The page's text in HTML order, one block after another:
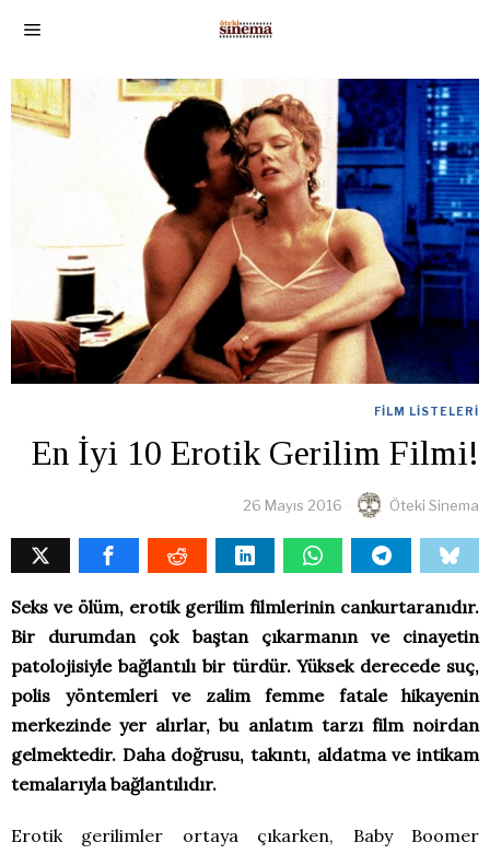
FILM LISTELERI
En İyi 10 Erotik Gerilim Filmi!
26 Mayıs 2016 Öteki Sinema
Seks ve ölüm, erotik gerilim filmlerinin cankurtaranıdır.
Bir durumdan çok baştan çıkarmanın ve cinayetin
patolojisiyle bağlantılı bir türdür. Yüksek derecede suç,
polis yöntemleri ve zalim femme fatale hikayenin
merkezinde yer alırlar, bu anlatım tarzı film noirdan
gelmektedir. Daha doğrusu, takıntı, aldatma ve intikam
temalarıyla bağlantılıdır.
Erotik gerilimler ortaya çıkarken, Baby Boomer